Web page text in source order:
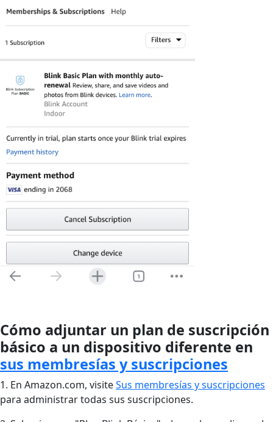
Cómo adjuntar un plan de suscripción
básico a un dispositivo diferente en
sus membresías y suscripciones
1. En Amazon.com, visiteSus membresías y suscripciones
para administrar todas sus suscripciones.